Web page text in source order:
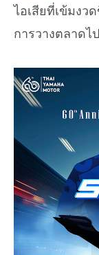
ไอเสียที่เข้มงว
การวางตลาดไป